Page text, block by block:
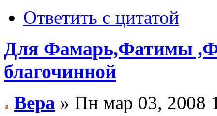
Ответить с цитатой
Для Фамарь,Фатимы
благочинной
Вера » Пн мар 03, 2008